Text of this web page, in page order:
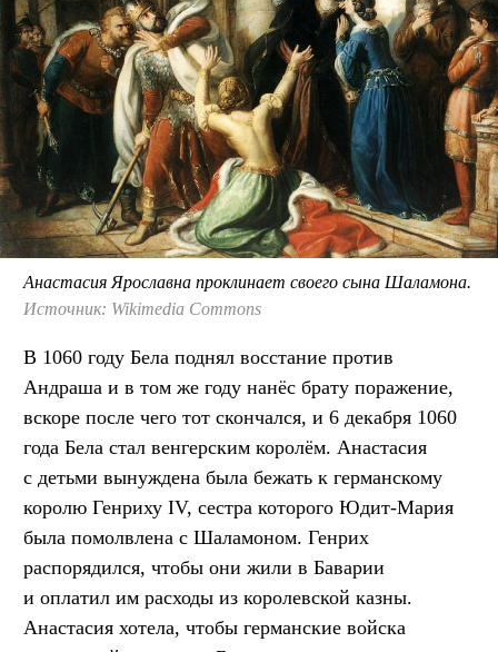
Анастасия Ярославна проклинает своего сына Шаламона.
Источник: Wikimedia Commons
В 1060 году Бела поднял восстание против
Андраша и в том же году нанёс брату поражение,
вскоре после чего тот скончался, и 6 декабря 1060
года Бела стал венгерским королём. Анастасия
с детьми вынуждена была бежать к германскому
королю Генриху IV, сестра которого Юдит-Мария
была помолвлена с Шаламоном. Генрих
распорядился, чтобы они жили в Баварии
и оплатил им расходы из королевской казны.
Анастасия хотела, чтобы германские войска